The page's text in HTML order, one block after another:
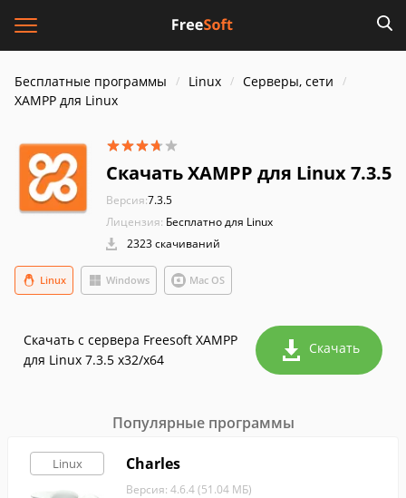
Бесплатные программы Linux
Серверы, сети
XAMPP для Linux
Скачать XAMPP для Linux 7.3.5
Версия:7.3.5
Лицензия: Бесплатно для Linux
2323 скачиваний
Windows Mac OS
Linux
Скачать с сервера Freesoft XAMPP
для Linux 7.3.5 x32/x64
Скачать
Популярные программы
Linux Charles
Версия: 4.6.4 (51.04 МБ)